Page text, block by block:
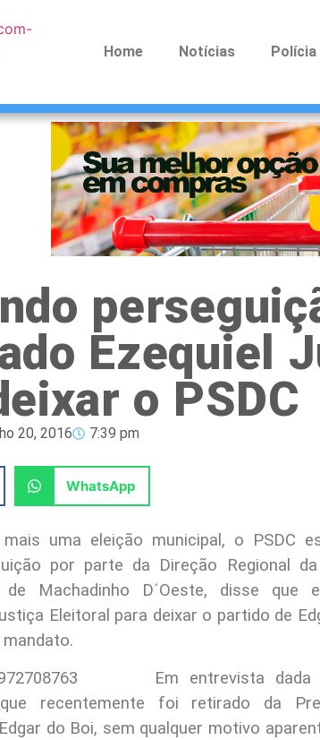
Home Notícias Polícia
Ezequiel
o PSDC
20, 2016 7:39 pm
WhatsApp
uma eleição municipal, o PSDC
por parte da Direção Regional
de Machadinho D´Oeste, disse
Eleitoral para deixar o partido de
Em entrevista dada
recentemente foi retirado da
do Boi, sem qualquer motivo